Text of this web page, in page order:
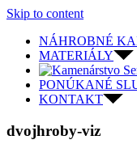
Skip to content
NÁHROBNÉ
MATERIÁLY
PONÚKANÉ
KONTAKT
dvojhroby-viz